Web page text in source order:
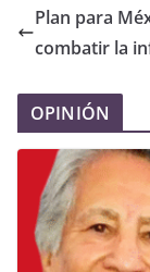
Plan para
combatir la
OPINIÓN